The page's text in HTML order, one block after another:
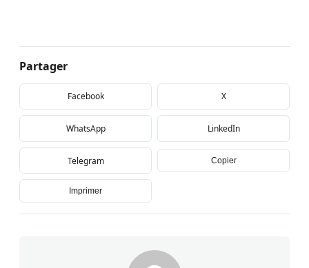
Partager
Facebook X
WhatsApp LinkedIn
Telegram Copier
Imprimer